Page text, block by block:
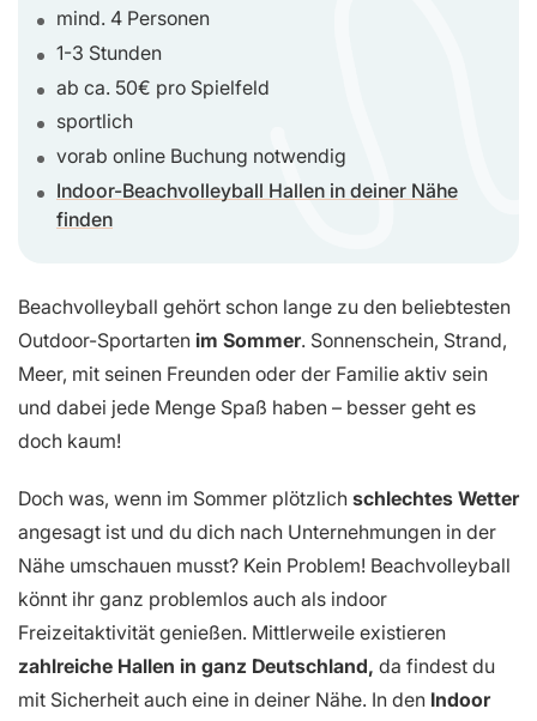
mind. 4 Personen
1-3 Stunden
ab ca. 50€ pro Spielfeld
sportlich
vorab online Buchung notwendig
Indoor-Beachvolleyball Hallen in deiner Nähe
finden
Beachvolleyball gehört schon lange zu den beliebtesten
Outdoor-Sportarten im Sommer. Sonnenschein, Strand,
Meer, mit seinen Freunden oder der Familie aktiv sein
und dabei jede Menge Spaß haben – besser geht es
doch kaum!
Doch was, wenn im Sommer plötzlich schlechtes Wetter
angesagt ist und du dich nach Unternehmungen in der
Nähe umschauen musst? Kein Problem! Beachvolleyball
könnt ihr ganz problemlos auch als indoor
Freizeitaktivität genießen. Mittlerweile existieren
zahlreiche Hallen in ganz Deutschland, da findest du
mit Sicherheit auch eine in deiner Nähe. In den Indoor